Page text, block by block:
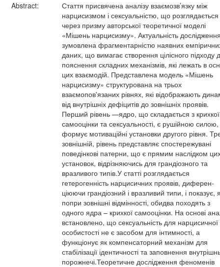
Abstract:
Стаття присвячена аналізу взаємозв’язку між
нарцисизмом і сексуальністю, що розглядається
через призму авторської теоретичної моделі
«Мішень нарцисизму». Актуальність
зумовлена фрагментарністю наявних
даних, що вимагає створення цілісного підходу
пояснення складних механізмів, які лежать в
цих взаємодій. Представлена модель «Мішень
нарцисизму» структурована на трьох
взаємопов'язаних рівнях, які відображають
від внутрішніх дефіцитів до зовнішніх проявів.
Перший рівень —ядро, що складається з крихкої
самооцінки та сексуальності, є рушійною
формує мотиваційні установки другого рівня.
зовнішній, рівень представляє спостережувані
поведінкові патерни, що є прямим наслідком
установок, відрізняючись для грандіозного та
вразливого типів.У статті розглядається
гетерогенність нарцисичних проявів, диферен-
ціюючи грандіозний і вразливий типи, і показує,
попри зовнішні відмінності, обидва походять з
одного ядра – крихкої самооцінки. На основі
встановлено, що сексуальність для нарцисичної
особистості не є засобом для інтимності, а
функціонує як компенсаторний механізм для
стабілізації ідентичності та заповнення
порожнечі.Теоретичне дослідження феноменів